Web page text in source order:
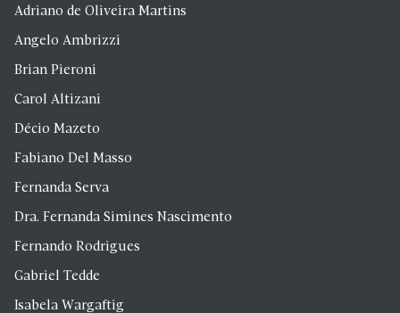
Adriano de Oliveira Martins
Angelo Ambrizzi
Brian Pieroni
Carol Altizani
Décio Mazeto
Fabiano Del Masso
Fernanda Serva
Dra. Fernanda Simines Nascimento
Fernando Rodrigues
Gabriel Tedde
Isabela Wargaftig